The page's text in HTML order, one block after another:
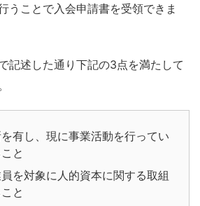
うことで入会申請書を受領できま
記述した通り下記の3点を満たして
有し、現に事業活動を行ってい
と
を対象に人的資本に関する取組
と